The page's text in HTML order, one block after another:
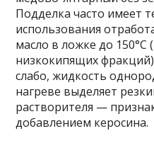
Подделка часто имеет
использования
масло в ложке до 150°C
низкокипящих
слабо, жидкость
нагреве выделяет
растворителя —
добавлением керосина.